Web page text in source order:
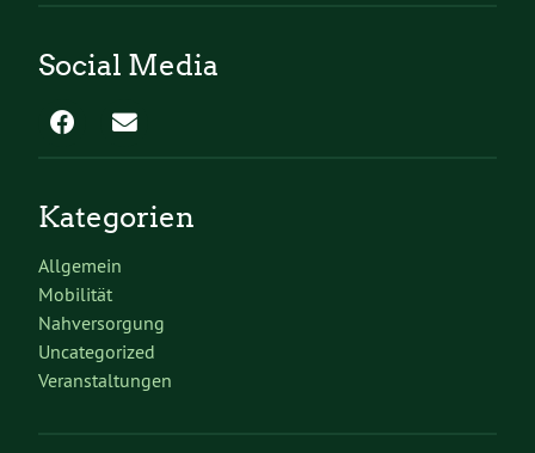
Social Media
Kategorien
Allgemein
Mobilität
Nahversorgung
Uncategorized
Veranstaltungen